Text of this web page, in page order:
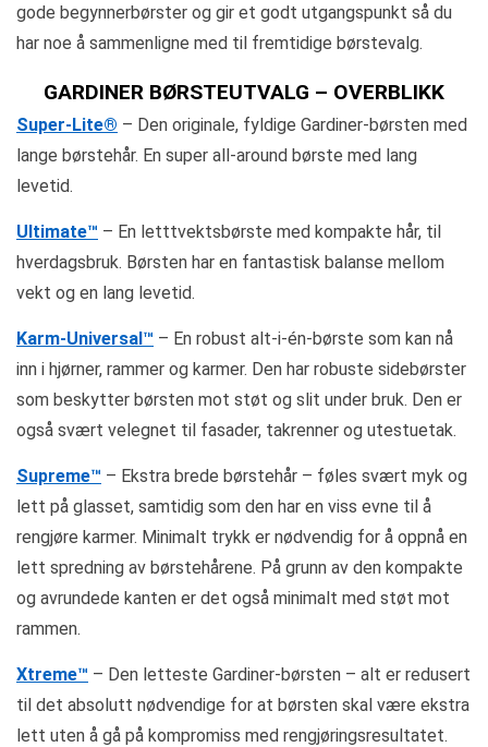
gode begynnerbørster og gir et godt utgangspunkt så du
har noe å sammenligne med til fremtidige børstevalg.
GARDINER BØRSTEUTVALG – OVERBLIKK
Super-Lite® – Den originale, fyldige Gardiner-børsten med
lange børstehår. En super all-around børste med lang
levetid.
Ultimate™ – En letttvektsbørste med kompakte hår, til
hverdagsbruk. Børsten har en fantastisk balanse mellom
vekt og en lang levetid.
Karm-Universal™ – En robust alt-i-én-børste som kan nå
inn i hjørner, rammer og karmer. Den har robuste sidebørster
som beskytter børsten mot støt og slit under bruk. Den er
også svært velegnet til fasader, takrenner og utestuetak.
Supreme™ – Ekstra brede børstehår – føles svært myk og
lett på glasset, samtidig som den har en viss evne til å
rengjøre karmer. Minimalt trykk er nødvendig for å oppnå en
lett spredning av børstehårene. På grunn av den kompakte
og avrundede kanten er det også minimalt med støt mot
rammen.
Xtreme™ – Den letteste Gardiner-børsten – alt er redusert
til det absolutt nødvendige for at børsten skal være ekstra
lett uten å gå på kompromiss med rengjøringsresultatet.